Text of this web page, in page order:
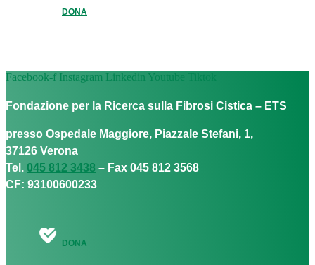
DONA
Facebook-f Instagram Linkedin Youtube Tiktok
Fondazione per la Ricerca sulla Fibrosi Cistica – ETS
presso Ospedale Maggiore, Piazzale Stefani, 1,
37126 Verona
Tel. 045 812 3438 – Fax 045 812 3568
CF: 93100600233
DONA